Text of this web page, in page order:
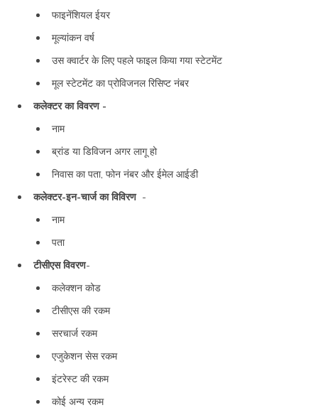
फाइनेंशियल ईयर
मूल्यांकन वर्ष
उस क्वार्टर के लिए पहले फाइल किया गया स्टेटमेंट
मूल स्टेटमेंट का प्रोविजनल रिसिप्ट नंबर
कलेक्टर का विवरण -
नाम
ब्रांड या डिविजन अगर लागू हो
निवास का पता, फोन नंबर और ईमेल आईडी
कलेक्टर-इन-चार्ज का विविरण -
नाम
पता
टीसीएस विवरण-
कलेक्शन कोड
टीसीएस की रकम
सरचार्ज रकम
एजुकेशन सेस रकम
इंटरेस्ट की रकम
कोई अन्य रकम